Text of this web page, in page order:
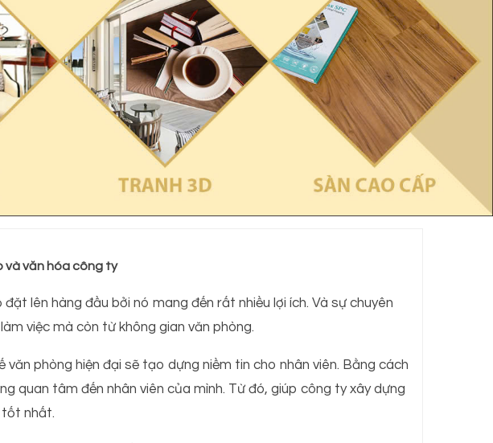
và văn hóa công ty
lên hàng đầu bởi nó mang đến rất nhiều lợi ích. Và sự chuyên
việc mà còn từ không gian văn phòng.
phòng hiện đại sẽ tạo dựng niềm tin cho nhân viên. Bằng cách
quan tâm đến nhân viên của mình. Từ đó, giúp công ty xây dựng
tốt nhất.